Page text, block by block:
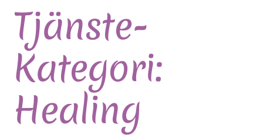
Tjänste-
Kategori:
Healing